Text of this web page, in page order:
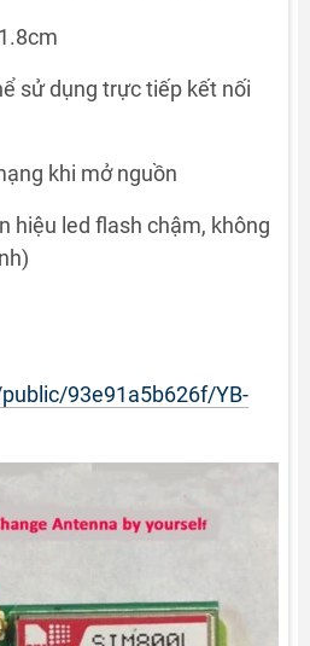
sử dụng trực tiếp kết nối
khi mở nguồn
hiệu led flash chậm, không
93e91a5b626f/YB-